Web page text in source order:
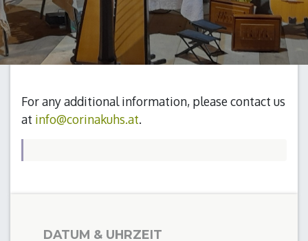
For any additional information, please contact us
at info@corinakuhs.at.
DATUM & UHRZEIT